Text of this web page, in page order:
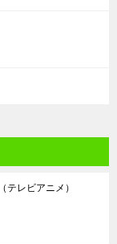
テレビアニメ）